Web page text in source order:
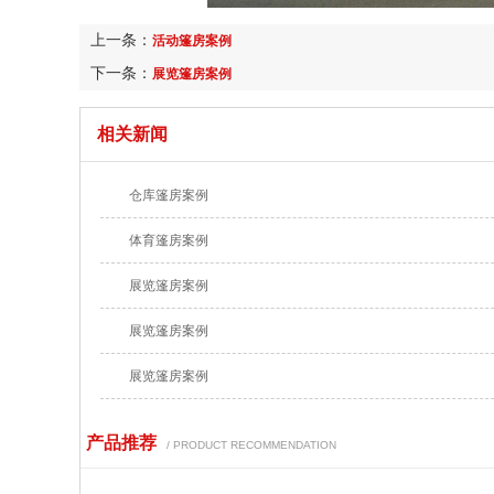
上一条： 活动篷房案例
下一条： 展览篷房案例
相关新闻
仓库篷房案例
体育篷房案例
展览篷房案例
展览篷房案例
展览篷房案例
产品推荐 / PRODUCT RECOMMENDATION